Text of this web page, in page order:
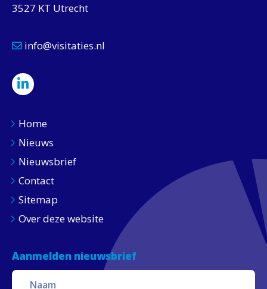
3527 KT Utrecht
info@visitaties.nl
Home
Nieuws
Nieuwsbrief
Contact
Sitemap
Over deze website
Aanmelden nieuwsbrief